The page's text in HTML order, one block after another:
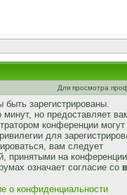
Для просмотра
зарегистрированы.
минут, но предоставляет
конференции
для
вам следует
принятыми на
означает согласие со
о конфиденциальности